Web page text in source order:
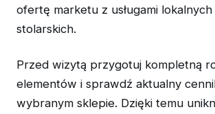
ofertę marketu z usługami lokalnych
stolarskich.
Przed wizytą przygotuj kompletną
elementów i sprawdź aktualny
wybranym sklepie. Dzięki temu